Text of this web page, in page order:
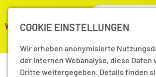
COOKIE EINSTELLUNGEN
Wir erheben anonymisierte
der internen Webanalyse, diese Daten
Dritte weitergegeben. Details finden